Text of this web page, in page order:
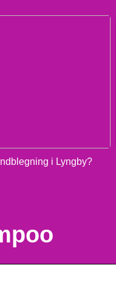
i Lyngby?